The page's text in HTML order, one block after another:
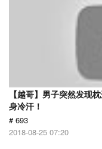
【越哥】男子突然发现
身冷汗！
# 693
2018-08-25 07:20